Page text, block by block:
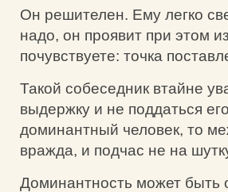
Он решителен. Ему легко
надо, он проявит при этом
почувствуете: точка
Такой собеседник втайне
выдержку и не поддаться
доминантный человек, то
вражда, и подчас не на
Доминантность может быть